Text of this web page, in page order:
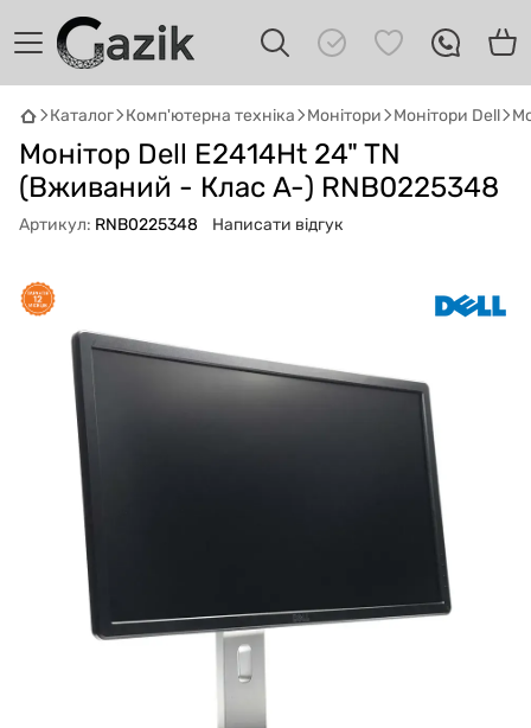
Каталог Комп'ютерна техніка Монітори Монітори Dell
Монітор Dell E2414Ht 24" TN
(Вживаний - Клас A-) RNB0225348
Артикул: RNB0225348 Написати відгук
AI
Онлайн · пошук техніки
Привіт! 👋 Я Gazik AI — допоможу